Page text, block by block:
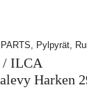
Pylpyrät,
/ ILCA
Harken